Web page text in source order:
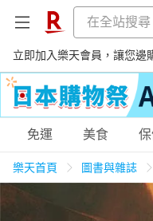
立即加入樂天會員，讓您邊
購物網分類
美食蛋
免運 美食
樂天首頁 圖書與雜誌